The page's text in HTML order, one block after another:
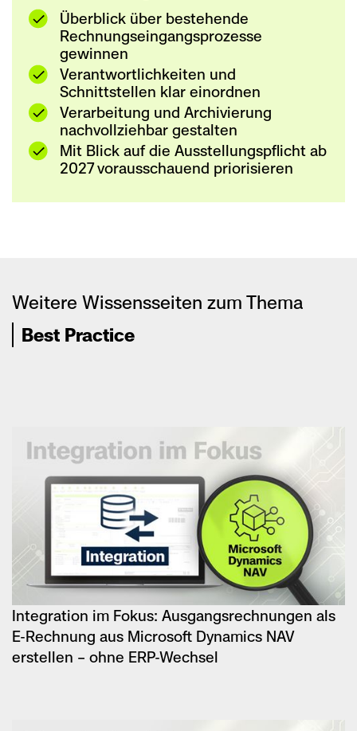
Überblick über bestehende
Rechnungseingangsprozesse
gewinnen
Verantwortlichkeiten und
Schnittstellen klar einordnen
Verarbeitung und Archivierung
nachvollziehbar gestalten
Mit Blick auf die Ausstellungspflicht ab
2027 vorausschauend priorisieren
Weitere Wissensseiten zum Thema
Best Practice
Integration im Fokus: Ausgangsrechnungen als
E-Rechnung aus Microsoft Dynamics NAV
erstellen – ohne ERP-Wechsel